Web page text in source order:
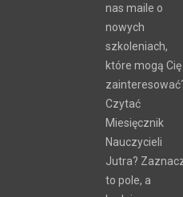
nas maile o
szkoleniach,
Czytać
Miesięcznik
Jutra?